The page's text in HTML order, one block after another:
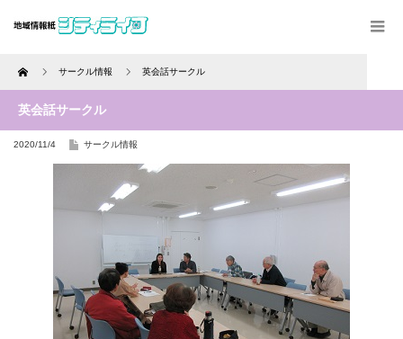
Home サークル情報 英会話サークル
英会話サークル
2020/11/4 サークル情報